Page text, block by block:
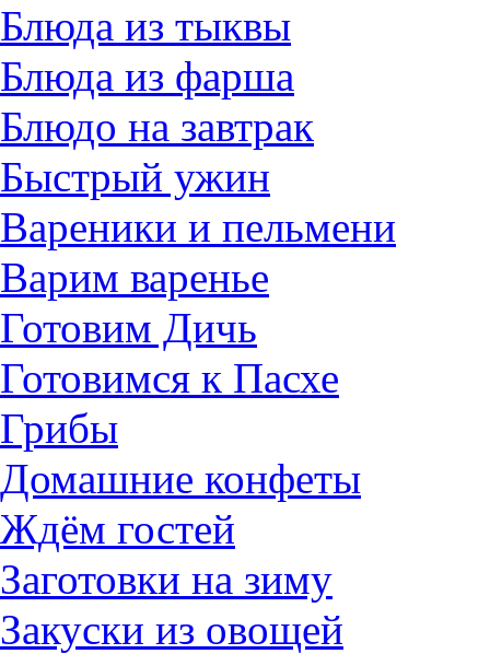
Блюда из тыквы
Блюда из фарша
Блюдо на завтрак
Быстрый ужин
Вареники и пельмени
Варим варенье
Готовим Дичь
Готовимся к Пасхе
Грибы
Домашние конфеты
Ждём гостей
Заготовки на зиму
Закуски из овощей